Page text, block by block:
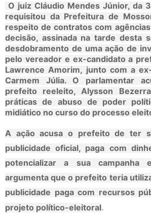
O juiz Cláudio Mendes Júnior, da
requisitou da Prefeitura de
respeito de contratos com
decisão, assinada na tarde desta
desdobramento de uma ação de
pelo vereador e ex-candidato a
Lawrence Amorim, junto com a
Carmem Júlia. O parlamentar
prefeito reeleito, Alysson
práticas de abuso de poder
midiático no curso do processo
A ação acusa o prefeito de ter
publicidade oficial, paga com
potencializar a sua campanha
argumenta que o prefeito teria
publicidade paga com recursos
projeto político-eleitoral.